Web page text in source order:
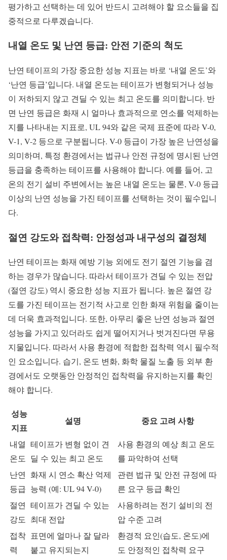
평가하고 선택하는 데 있어 반드시 고려해야 할 요소들을 집
중적으로 다루겠습니다.
내열 온도 및 난연 등급: 안전 기준의 척도
난연 테이프의 가장 중요한 성능 지표는 바로 ‘내열 온도’와
‘난연 등급’입니다. 내열 온도는 테이프가 변형되거나 성능
이 저하되지 않고 견딜 수 있는 최고 온도를 의미합니다. 반
면 난연 등급은 화재 시 얼마나 효과적으로 연소를 억제하는
지를 나타내는 지표로, UL 94와 같은 국제 표준에 따라 V-0,
V-1, V-2 등으로 구분됩니다. V-0 등급이 가장 높은 난연성을
의미하며, 특정 환경에서는 법규나 안전 규정에 명시된 난연
등급을 충족하는 테이프를 사용해야 합니다. 예를 들어, 고
온의 전기 설비 주변에서는 높은 내열 온도는 물론, V-0 등급
이상의 난연 성능을 가진 테이프를 선택하는 것이 필수입니
다.
절연 강도와 접착력: 안정성과 내구성의 결정체
난연 테이프는 화재 예방 기능 외에도 전기 절연 기능을 겸
하는 경우가 많습니다. 따라서 테이프가 견딜 수 있는 전압
(절연 강도) 역시 중요한 성능 지표가 됩니다. 높은 절연 강
도를 가진 테이프는 전기적 사고로 인한 화재 위험을 줄이는
데 더욱 효과적입니다. 또한, 아무리 좋은 난연 성능과 절연
성능을 가지고 있더라도 쉽게 떨어지거나 벗겨진다면 무용
지물입니다. 따라서 사용 환경에 적합한 접착력 역시 필수적
인 요소입니다. 습기, 온도 변화, 화학 물질 노출 등 외부 환
경에서도 오랫동안 안정적인 접착력을 유지하는지를 확인
해야 합니다.
성능
지표
설명 중요 고려 사항
내열
온도
테이프가 변형 없이 견
딜 수 있는 최고 온도
사용 환경의 예상 최고 온도
를 파악하여 선택
난연
등급
화재 시 연소 확산 억제
능력 (예: UL 94 V-0)
관련 법규 및 안전 규정에 따
른 요구 등급 확인
절연
강도
테이프가 견딜 수 있는
최대 전압
사용하려는 전기 설비의 전
압 수준 고려
접착
력
표면에 얼마나 잘 달라
붙고 유지되는지
환경적 요인(습도, 온도)에
도 안정적인 접착력 요구